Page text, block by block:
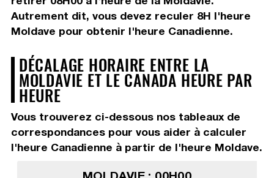
Autrement dit, vous devez reculer 8H l'heure
Moldave pour obtenir l'heure Canadienne.
DÉCALAGE HORAIRE ENTRE LA
MOLDAVIE ET LE CANADA HEURE PAR
HEURE
Vous trouverez ci-dessous nos tableaux de
correspondances pour vous aider à calculer
l'heure Canadienne à partir de l'heure Moldave.
MOLDAVIE : 00H00